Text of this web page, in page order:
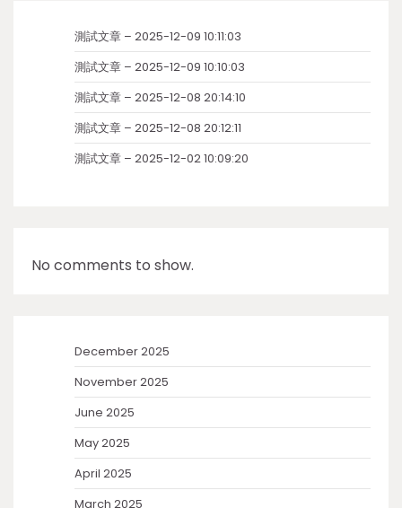
測試文章 – 2025-12-09 10:11:03
測試文章 – 2025-12-09 10:10:03
測試文章 – 2025-12-08 20:14:10
測試文章 – 2025-12-08 20:12:11
測試文章 – 2025-12-02 10:09:20
No comments to show.
December 2025
November 2025
June 2025
May 2025
April 2025
March 2025